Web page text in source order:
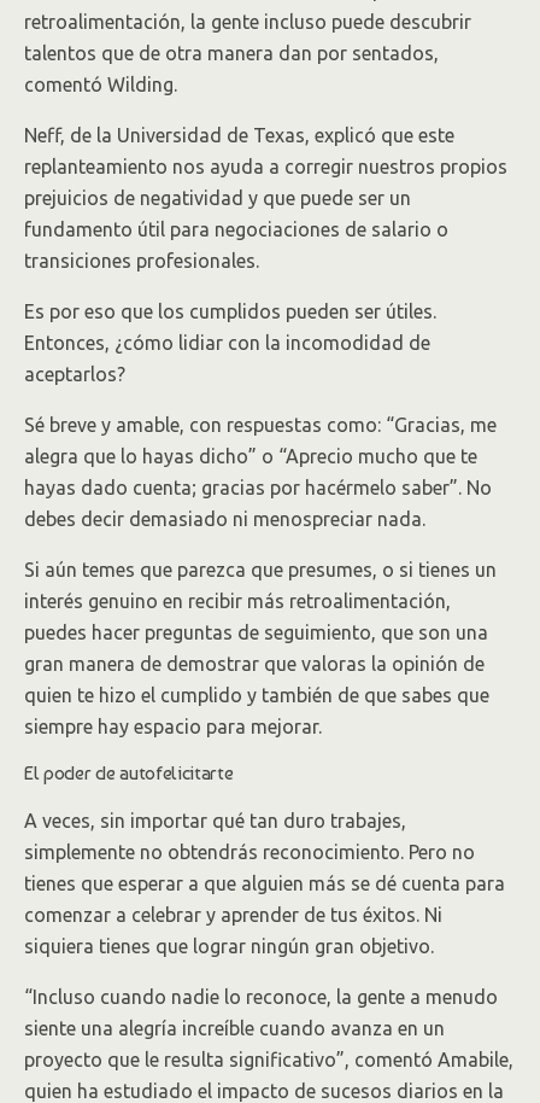
retroalimentación, la gente incluso puede descubrir
talentos que de otra manera dan por sentados,
comentó Wilding.
Neff, de la Universidad de Texas, explicó que este
replanteamiento nos ayuda a corregir nuestros propios
prejuicios de negatividad y que puede ser un
fundamento útil para negociaciones de salario o
transiciones profesionales.
Es por eso que los cumplidos pueden ser útiles.
Entonces, ¿cómo lidiar con la incomodidad de
aceptarlos?
Sé breve y amable, con respuestas como: “Gracias, me
alegra que lo hayas dicho” o “Aprecio mucho que te
hayas dado cuenta; gracias por hacérmelo saber”. No
debes decir demasiado ni menospreciar nada.
Si aún temes que parezca que presumes, o si tienes un
interés genuino en recibir más retroalimentación,
puedes hacer preguntas de seguimiento, que son una
gran manera de demostrar que valoras la opinión de
quien te hizo el cumplido y también de que sabes que
siempre hay espacio para mejorar.
El poder de autofelicitarte
A veces, sin importar qué tan duro trabajes,
simplemente no obtendrás reconocimiento. Pero no
tienes que esperar a que alguien más se dé cuenta para
comenzar a celebrar y aprender de tus éxitos. Ni
siquiera tienes que lograr ningún gran objetivo.
“Incluso cuando nadie lo reconoce, la gente a menudo
siente una alegría increíble cuando avanza en un
proyecto que le resulta significativo”, comentó Amabile,
quien ha estudiado el impacto de sucesos diarios en la